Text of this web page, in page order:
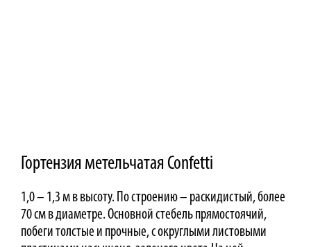
Гортензия метельчатая Confetti
1,0 – 1,3 м в высоту. По строению – раскидистый, более
70 см в диаметре. Основной стебель прямостоячий,
побеги толстые и прочные, с округлыми листовыми